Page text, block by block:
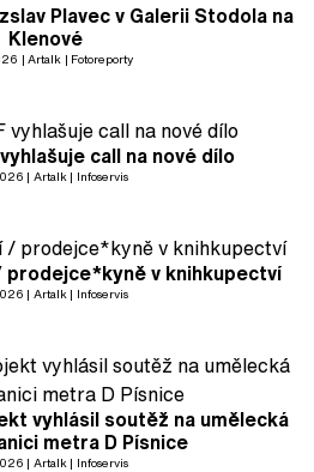
Plavec v Galerii Stodola na
Klenové
Artalk Fotoreporty
call na nové dílo
Artalk Infoservis
prodejce*kyně v knihkupectví
Artalk Infoservis
vyhlásil soutěž na umělecká
metra D Písnice
Artalk Infoservis